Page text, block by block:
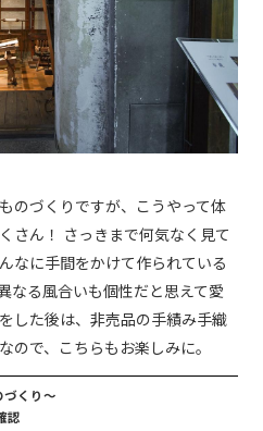
のづくりですが、こうやって体
さん！ さっきまで何気なく見て
なに手間をかけて作られている
なる風合いも個性だと思えて愛
した後は、非売品の手績み手織
ので、こちらもお楽しみに。
くり～
認